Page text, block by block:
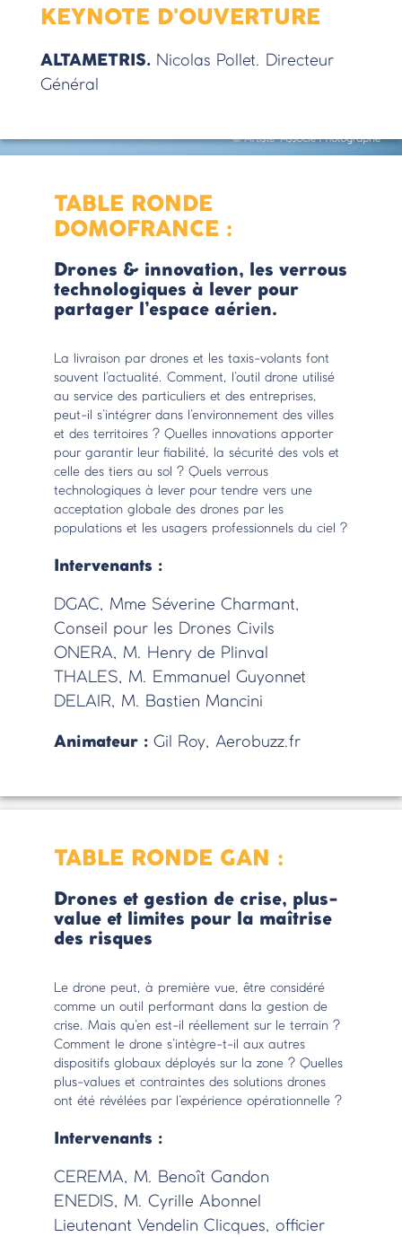
KEYNOTE D'OUVERTURE
ALTAMETRIS. Nicolas Pollet. Directeur
Général
TABLE RONDE
DOMOFRANCE :
Drones & innovation, les verrous
technologiques à lever pour
partager l’espace aérien.
La livraison par drones et les taxis-volants font
souvent l’actualité. Comment, l’outil drone utilisé
au service des particuliers et des entreprises,
peut-il s’intégrer dans l’environnement des villes
et des territoires ? Quelles innovations apporter
pour garantir leur fiabilité, la sécurité des vols et
celle des tiers au sol ? Quels verrous
technologiques à lever pour tendre vers une
acceptation globale des drones par les
populations et les usagers professionnels du ciel ?
Intervenants :
DGAC, Mme Séverine Charmant,
Conseil pour les Drones Civils
ONERA, M. Henry de Plinval
THALES, M. Emmanuel Guyonnet
DELAIR, M. Bastien Mancini
Animateur : Gil Roy, Aerobuzz.fr
TABLE RONDE GAN :
Drones et gestion de crise, plus-
value et limites pour la maîtrise
des risques
Le drone peut, à première vue, être considéré
comme un outil performant dans la gestion de
crise. Mais qu’en est-il réellement sur le terrain ?
Comment le drone s’intègre-t-il aux autres
dispositifs globaux déployés sur la zone ? Quelles
plus-values et contraintes des solutions drones
ont été révélées par l’expérience opérationnelle ?
Intervenants :
CEREMA, M. Benoît Gandon
ENEDIS, M. Cyrille Abonnel
Lieutenant Vendelin Clicques, officier